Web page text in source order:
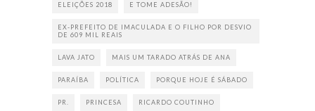
ELEIÇÕES 2018 E TOME ADESÃO!
EX-PREFEITO DE IMACULADA E O FILHO POR DESVIO
DE 609 MIL REAIS
LAVA JATO MAIS UM TARADO ATRÁS DE ANA
PARAÍBA POLÍTICA PORQUE HOJE É SÁBADO
PR. PRINCESA RICARDO COUTINHO